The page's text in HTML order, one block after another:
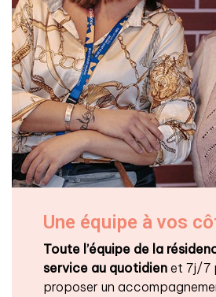
Une équipe à vos
Toute l’équipe de la
service au quotidien et 7j/7
proposer un